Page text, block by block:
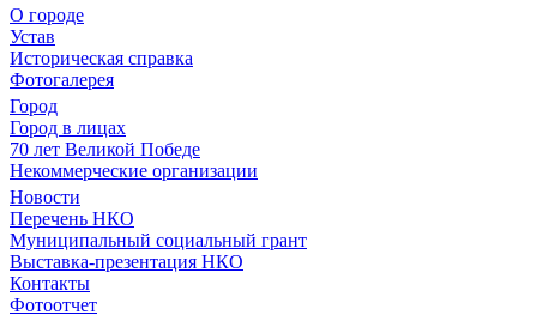
О городе
Устав
Историческая справка
Фотогалерея
Город
Город в лицах
70 лет Великой Победе
Некоммерческие организации
Новости
Перечень НКО
Муниципальный социальный грант
Выставка-презентация НКО
Контакты
Фотоотчет